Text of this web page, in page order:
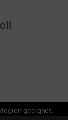
geeignet.